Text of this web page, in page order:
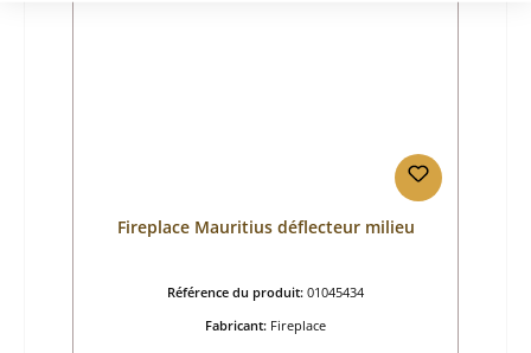
Fireplace Mauritius déflecteur milieu
Référence du produit: 01045434
Fabricant: Fireplace